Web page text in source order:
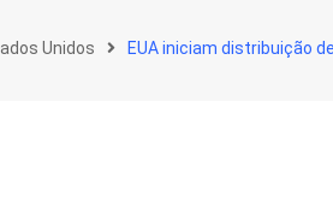
Unidos EUA iniciam distribuição